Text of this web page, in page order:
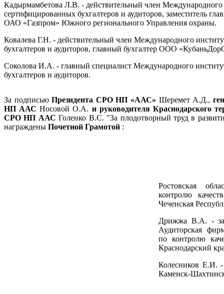
Кадырмамбетова Л.В. - действительный член Международного
сертифицированных бухгалтеров и аудиторов, заместитель
ОАО «Газпром» Южного регионального Управления охраны.
Ковалева Г.Н. - действительный член Международного
бухгалтеров и аудиторов, главный бухгалтер ООО
Соколова И.А. - главный специалист Международного
бухгалтеров и аудиторов.
За подписьюПрезидента СРО НП «ААС» Шеремет А.Д.,
НП ААСНосовой О.А. и руководителя Краснодарского
СРО НП ААСГоленко В.С. "За плодотворный труд в
награждены Почетной Грамотой :
Ростовская
контролю
Чеченская
Дрижжа В.А. -
Аудиторская
по контролю
Краснодарский
Колесников Е.И.
Каменск-